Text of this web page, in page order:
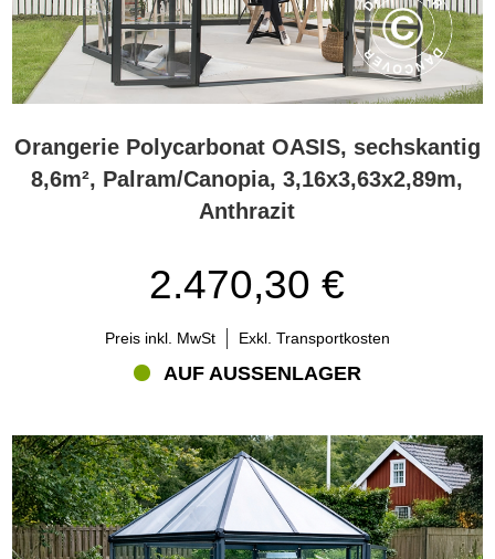
Orangerie Polycarbonat OASIS, sechskantig
8,6m², Palram/Canopia, 3,16x3,63x2,89m,
Anthrazit
2.470,30 €
Preis inkl. MwSt Exkl. Transportkosten
AUF AUSSENLAGER